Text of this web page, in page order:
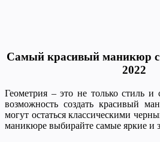
Самый красивый маникюр с
2022
Геометрия – это не только стиль и
возможность создать красивый
могут остаться классическими
маникюре выбирайте самые яркие и